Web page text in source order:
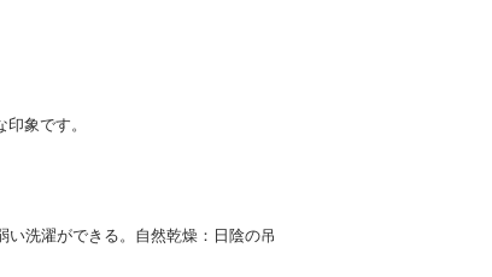
象です。
洗濯ができる。自然乾燥：日陰の吊